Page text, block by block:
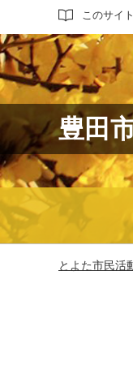
このサイ
サイト内検
豊田
とよた市民活